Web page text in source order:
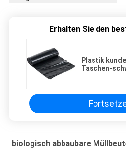
Erhalten Sie den
Plastik
Taschen-
biologisch abbaubare